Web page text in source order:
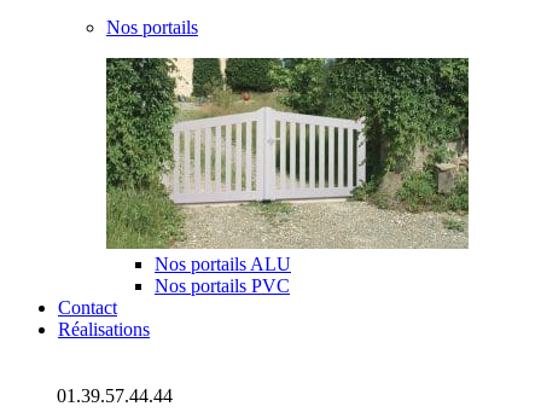
Nos portails
Nos portails ALU
Nos portails PVC
Contact
Réalisations
01.39.57.44.44